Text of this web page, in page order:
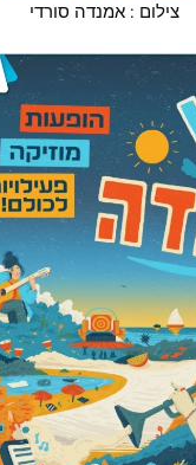
צילום : אמנדה סורדי